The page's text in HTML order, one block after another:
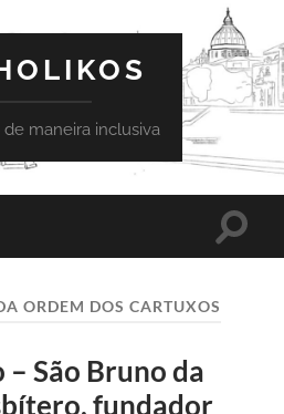
maneira inclusiva
Toggle
ORDEM DOS CARTUXOS
São Bruno da
fundador